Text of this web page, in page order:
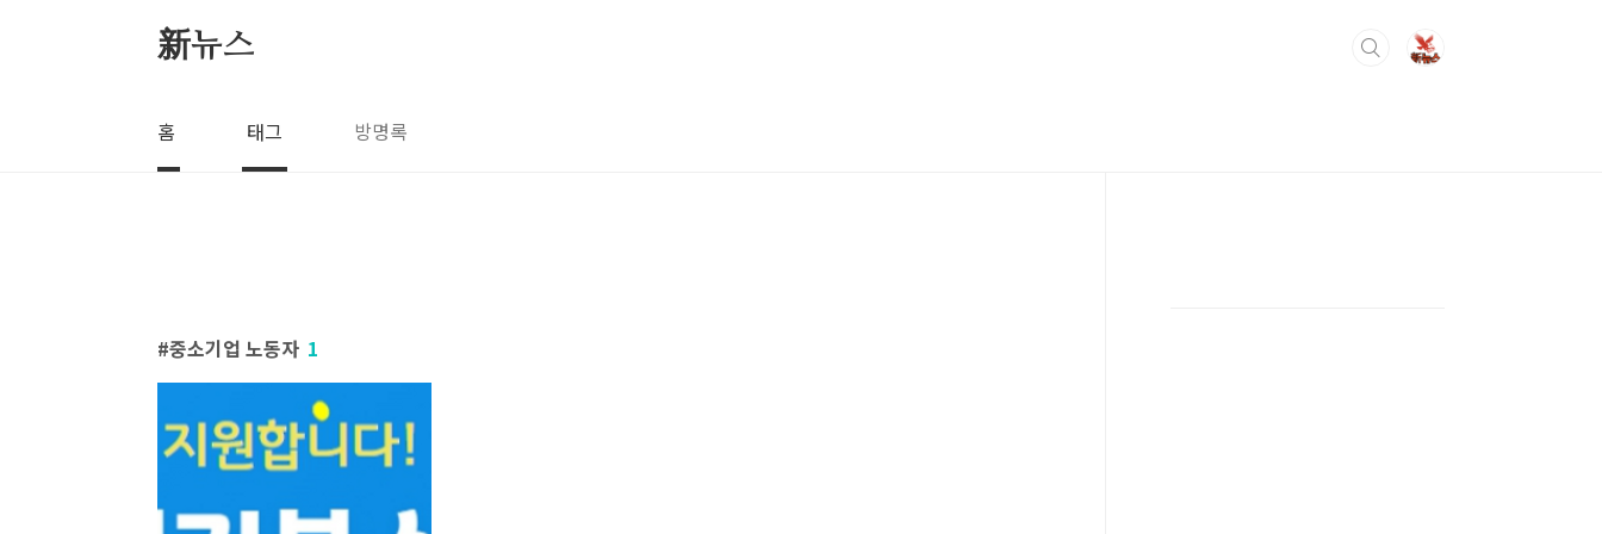
新뉴스
홈 태그 방명록
중소기업 노동자 1